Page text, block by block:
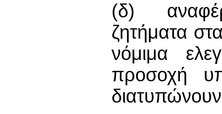
(δ)
ζητήματα
νόμιμα
προσοχή